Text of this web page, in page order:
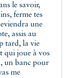
le savoir,
ferme tes
une
assis au
tard, la vie
qui joue à vos
un banc pour
me